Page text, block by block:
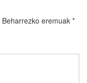
Beharrezko eremuak *